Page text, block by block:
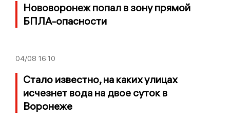
Нововоронеж попал в зону прямой
БПЛА-опасности
04/08 16:10
Стало известно, на каких улицах
исчезнет вода на двое суток в
Воронеже